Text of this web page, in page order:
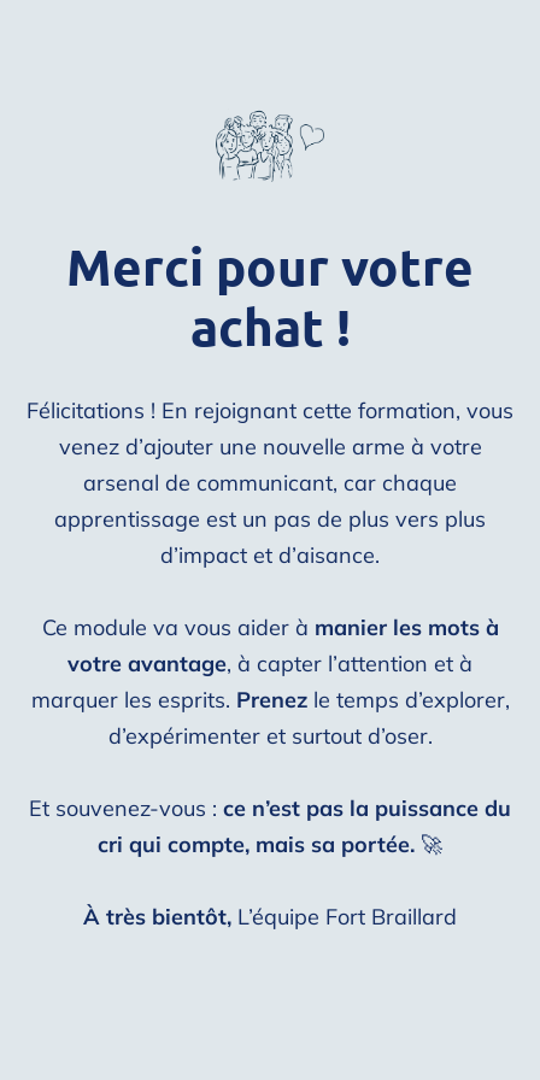
Merci pour votre
achat !
Félicitations ! En rejoignant cette formation, vous
venez d’ajouter une nouvelle arme à votre
arsenal de communicant, car chaque
apprentissage est un pas de plus vers plus
d’impact et d’aisance.
Ce module va vous aider à manier les mots à
votre avantage, à capter l’attention et à
marquer les esprits. Prenezle temps d’explorer,
d’expérimenter et surtout d’oser.
Et souvenez-vous : ce n’est pas la puissance du
cri qui compte, mais sa portée. 🚀
À très bientôt, L’équipe Fort Braillard